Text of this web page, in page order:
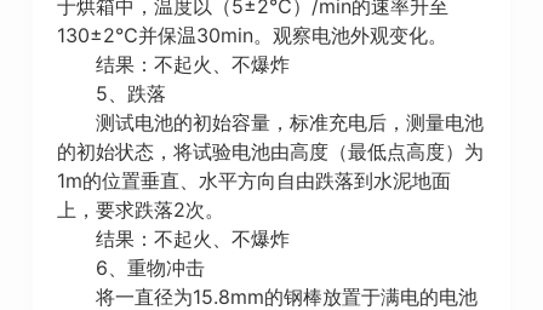
于烘箱中，温度以（5±2℃）/min的速率升至
130±2℃并保温30min。观察电池外观变化。
结果：不起火、不爆炸
5、跌落
测试电池的初始容量，标准充电后，测量电池
的初始状态，将试验电池由高度（最低点高度）为
1m的位置垂直、水平方向自由跌落到水泥地面
上，要求跌落2次。
结果：不起火、不爆炸
6、重物冲击
将一直径为15.8mm的钢棒放置于满电的电池